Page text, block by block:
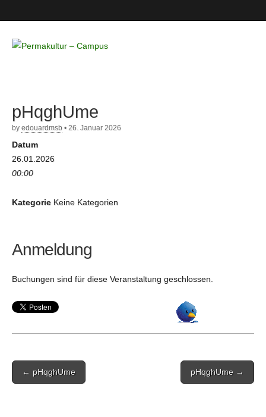
– Campus
pHqghUme
by edouardmsb • 26. Januar 2026
Datum
26.01.2026
00:00
Kategorie Keine Kategorien
Anmeldung
Buchungen sind für diese Veranstaltung geschlossen.
Post
navigation
← pHqghUme pHqghUme →